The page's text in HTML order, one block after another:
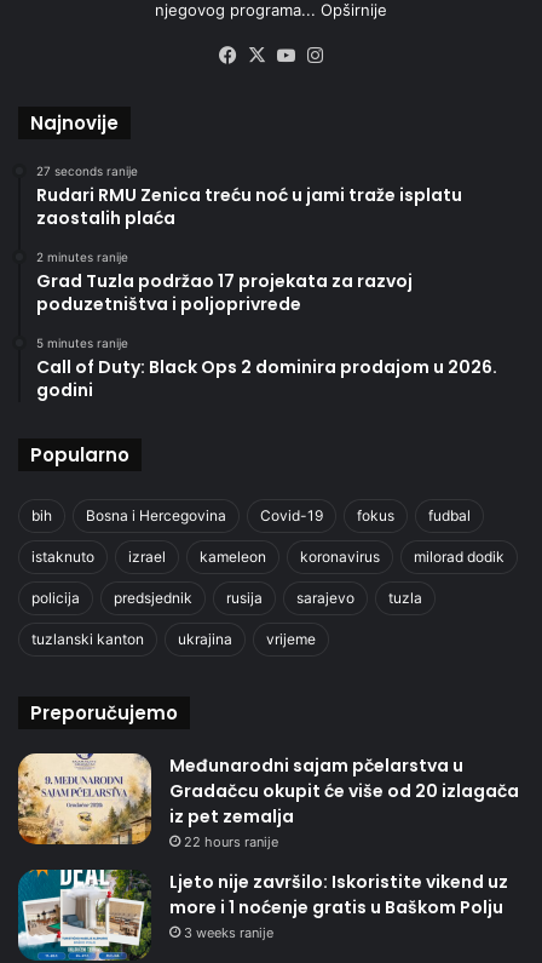
njegovog programa... Opširnije
Facebook
X YouTube
Najnovije
27 seconds ranije
Rudari RMU Zenica treću noć u jami traže isplatu
zaostalih plaća
2 minutes ranije
Grad Tuzla podržao 17 projekata za razvoj
poduzetništva i poljoprivrede
5 minutes ranije
Call of Duty: Black Ops 2 dominira prodajom u 2026.
godini
Popularno
bih Bosna i Hercegovina Covid-19 fokus fudbal
istaknuto izrael kameleon koronavirus milorad dodik
policija predsjednik rusija sarajevo tuzla
tuzlanski kanton ukrajina vrijeme
Preporučujemo
Međunarodni sajam pčelarstva u
Gradačcu okupit će više od 20 izlagača
iz pet zemalja
22 hours ranije
Ljeto nije završilo: Iskoristite vikend uz
more i 1 noćenje gratis u Baškom Polju
3 weeks ranije